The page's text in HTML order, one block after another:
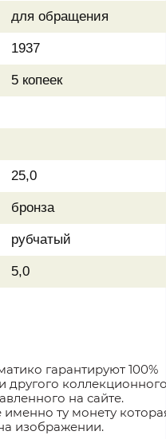
для обращения
1937
5 копеек
25,0
бронза
рубчатый
5,0
гарантируют 100%
другого
на сайте.
ту монету
изображении.